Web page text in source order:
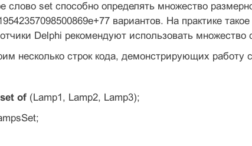
слово set способно определять множество
вариантов. На практике
Delphi рекомендуют использовать
несколько строк кода, демонстрирующих работу
set of(Lamp1, Lamp2, Lamp3);